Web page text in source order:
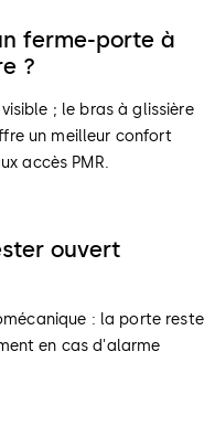
ferme-porte à
?
; le bras à glissière
un meilleur confort
accès PMR.
ouvert
: la porte reste
en cas d'alarme